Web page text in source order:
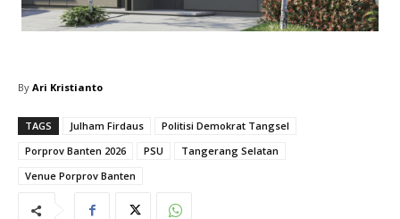
By Ari Kristianto
TAGS Julham Firdaus
Politisi Demokrat Tangsel
Porprov Banten 2026
PSU
Tangerang Selatan
Venue Porprov Banten